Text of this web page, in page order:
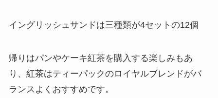
イングリッシュサンドは三種類が4セットの12個
帰りはパンやケーキ紅茶を購入する楽しみもあ
り、紅茶はティーパックのロイヤルブレンドがバ
ランスよくおすすめです。